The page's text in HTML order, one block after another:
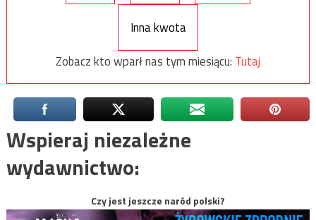
Inna kwota
Zobacz kto wparł nas tym miesiącu: Tutaj
Wspieraj niezależne
wydawnictwo:
Czy jest jeszcze naród polski?